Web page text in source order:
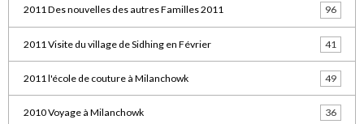
2011 Des nouvelles des autres Familles 2011 96
2011 Visite du village de Sidhing en Février 41
2011 l'école de couture à Milanchowk 49
2010 Voyage à Milanchowk 36